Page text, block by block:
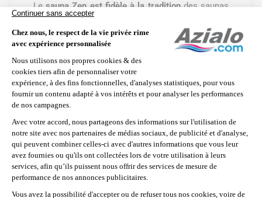
Lesauna Zen est fidèle à la traditiondes saunas
vapeurs et leur ambiance si particulière. Afin de
vous permettre de profiter au mieux des bienfaits
de votre séance de sauna vapeur, France Sauna
éclairage d'ambiance
plus global.
Unéclairage d'ambiance depuis l'intérieur de la
banquettevient compléter la douceur procurée
par les lampes installées en partie supérieure de
la cabine. L'ensemble dessine uneatmosphère
unique et enveloppantequi vous séduira à coup
sûr.
Essence de bois : Epicéa
supérieur du Canada